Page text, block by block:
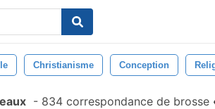
Christianisme Conception
- 834 correspondance de brosse